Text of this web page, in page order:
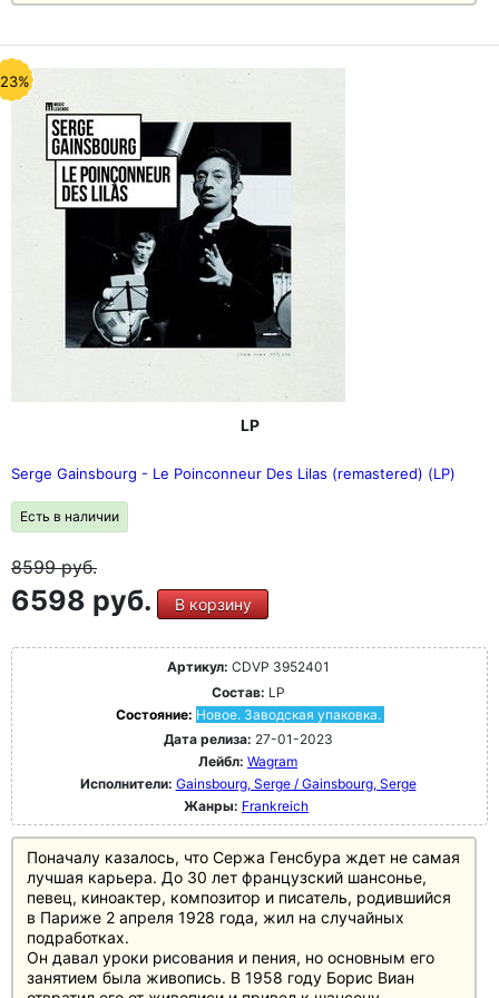
LP
Serge Gainsbourg - Le Poinconneur Des Lilas (remastered) (LP)
Есть в наличии
8599руб.
6598 руб. В корзину
Артикул: CDVP 3952401
Состав: LP
Состояние: Новое. Заводская упаковка.
Дата релиза: 27-01-2023
Лейбл: Wagram
Исполнители: Gainsbourg, Serge / Gainsbourg, Serge
Жанры: Frankreich
Поначалу казалось, что Сержа Генсбура ждет не самая
лучшая карьера. До 30 лет французский шансонье,
певец, киноактер, композитор и писатель, родившийся
в Париже 2 апреля 1928 года, жил на случайных
подработках.
Он давал уроки рисования и пения, но основным его
занятием была живопись. В 1958 году Борис Виан